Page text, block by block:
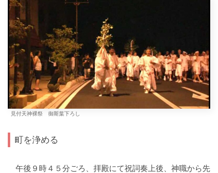
見付天神裸祭 御斯葉下ろし
町を浄める
午後９時４５分ごろ、拝殿にて祝詞奏上後、神職から先